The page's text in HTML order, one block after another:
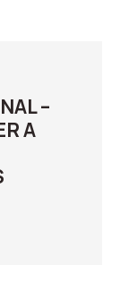
–
A